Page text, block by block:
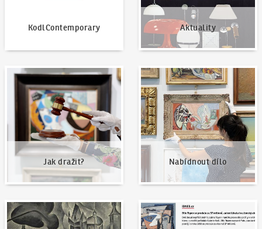
KodlContemporary Aktuality
Jak dražit?
Jak dražit?
Nabídnout dílo
Nabídnout dílo
Naše nejvyšší prodeje Napsali o nás